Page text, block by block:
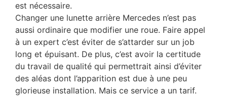
est nécessaire.
Changer une lunette arrière Mercedes n’est pas
aussi ordinaire que modifier une roue. Faire appel
à un expert c’est éviter de s’attarder sur un job
long et épuisant. De plus, c’est avoir la certitude
du travail de qualité qui permettrait ainsi d’éviter
des aléas dont l’apparition est due à une peu
glorieuse installation. Mais ce service a un tarif.